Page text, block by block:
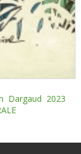
Dargaud 2023